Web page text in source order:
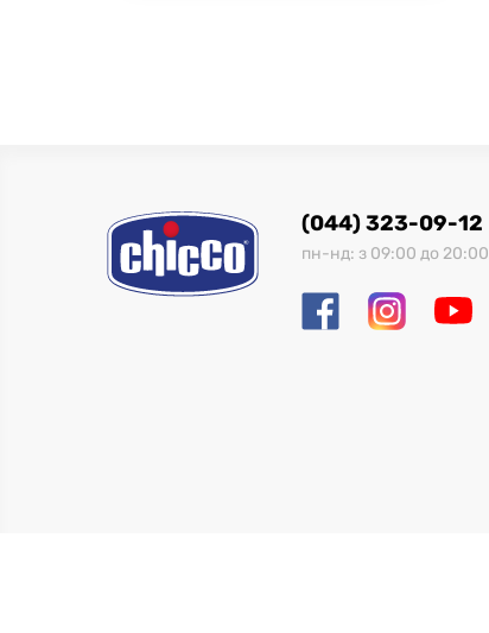
(044) 323-09-12
пн-нд: з 09:00 до 20:00